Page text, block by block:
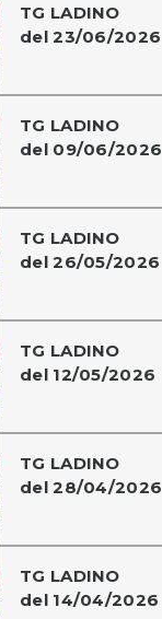
TG LADINO
del 23/06/2026
TG LADINO
del 09/06/2026
TG LADINO
del 26/05/2026
TG LADINO
del 12/05/2026
TG LADINO
del 28/04/2026
TG LADINO
del 14/04/2026